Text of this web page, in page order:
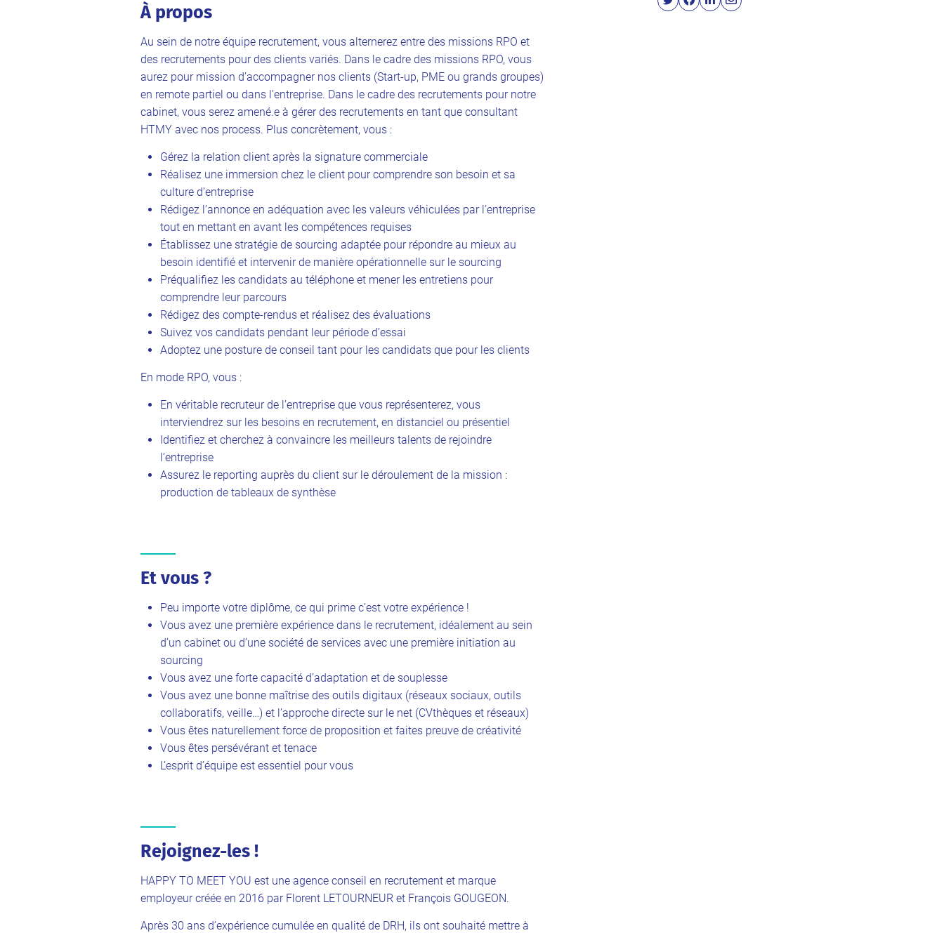
À propos
Au sein de notre équipe recrutement, vous alternerez entre des missions RPO et
des recrutements pour des clients variés. Dans le cadre des missions RPO, vous
aurez pour mission d’accompagner nos clients (Start-up, PME ou grands groupes)
en remote partiel ou dans l’entreprise. Dans le cadre des recrutements pour notre
cabinet, vous serez amené.e à gérer des recrutements en tant que consultant
HTMY avec nos process. Plus concrètement, vous :
Gérez la relation client après la signature commerciale
Réalisez une immersion chez le client pour comprendre son besoin et sa
culture d’entreprise
Rédigez l’annonce en adéquation avec les valeurs véhiculées par l’entreprise
tout en mettant en avant les compétences requises
Établissez une stratégie de sourcing adaptée pour répondre au mieux au
besoin identifié et intervenir de manière opérationnelle sur le sourcing
Préqualifiez les candidats au téléphone et mener les entretiens pour
comprendre leur parcours
Rédigez des compte-rendus et réalisez des évaluations
Suivez vos candidats pendant leur période d’essai
Adoptez une posture de conseil tant pour les candidats que pour les clients
En mode RPO, vous :
En véritable recruteur de l’entreprise que vous représenterez, vous
interviendrez sur les besoins en recrutement, en distanciel ou présentiel
Identifiez et cherchez à convaincre les meilleurs talents de rejoindre
l’entreprise
Assurez le reporting auprès du client sur le déroulement de la mission :
production de tableaux de synthèse
Et vous ?
Peu importe votre diplôme, ce qui prime c’est votre expérience !
Vous avez une première expérience dans le recrutement, idéalement au sein
d’un cabinet ou d’une société de services avec une première initiation au
sourcing
Vous avez une forte capacité d’adaptation et de souplesse
Vous avez une bonne maîtrise des outils digitaux (réseaux sociaux, outils
collaboratifs, veille…) et l’approche directe sur le net (CVthèques et réseaux)
Vous êtes naturellement force de proposition et faites preuve de créativité
Vous êtes persévérant et tenace
L’esprit d’équipe est essentiel pour vous
Rejoignez-les !
HAPPY TO MEET YOU est une agence conseil en recrutement et marque
employeur créée en 2016 par Florent LETOURNEUR et François GOUGEON.
Après 30 ans d’expérience cumulée en qualité de DRH, ils ont souhaité mettre à